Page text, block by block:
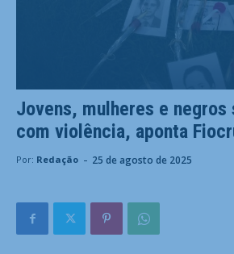
Jovens, mulheres e
com violência, aponta
Por: Redação - 25 de agosto de 2025